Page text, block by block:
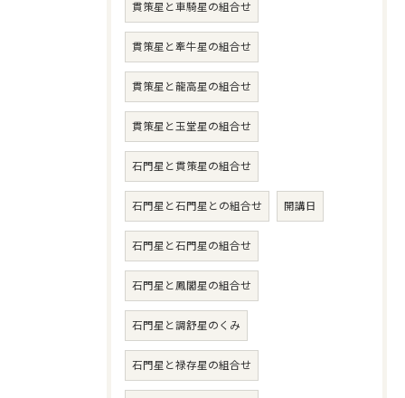
貫策星と車騎星の組合せ
貫策星と牽牛星の組合せ
貫策星と龍高星の組合せ
貫策星と玉堂星の組合せ
石門星と貫策星の組合せ
石門星と石門星との組合せ 開講日
石門星と石門星の組合せ
石門星と鳳閣星の組合せ
石門星と調舒星のくみ
石門星と禄存星の組合せ